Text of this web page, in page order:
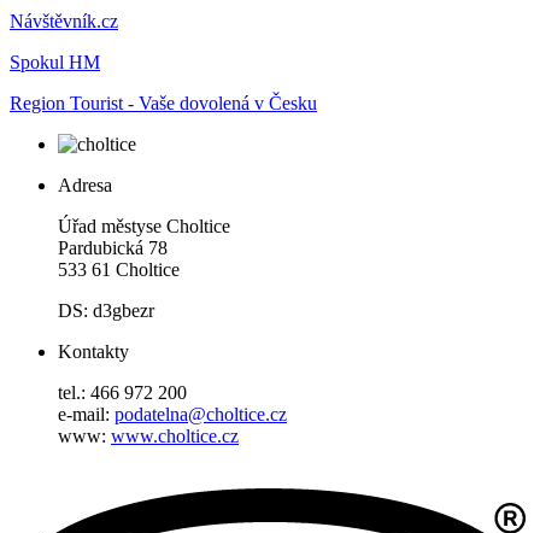
Návštěvník.cz
Spokul HM
Region Tourist - Vaše dovolená v Česku
Adresa
Úřad městyse Choltice
Pardubická 78
533 61 Choltice
DS: d3gbezr
Kontakty
tel.: 466 972 200
e-mail: podatelna@choltice.cz
www: www.choltice.cz